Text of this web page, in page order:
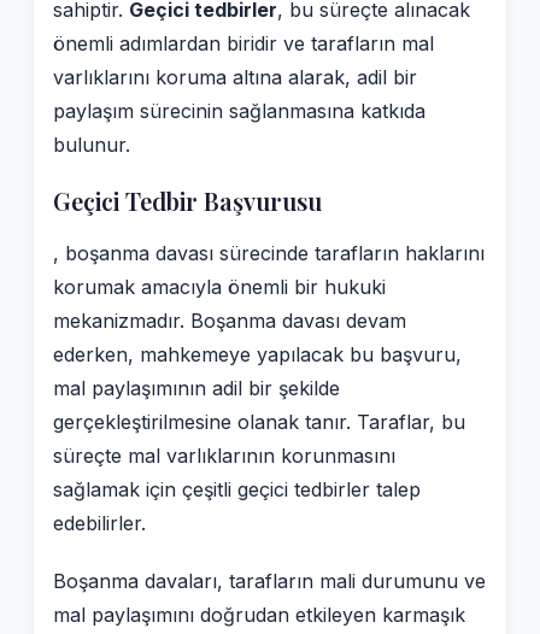
sahiptir. Geçici tedbirler, bu süreçte alınacak
önemli adımlardan biridir ve tarafların mal
varlıklarını koruma altına alarak, adil bir
paylaşım sürecinin sağlanmasına katkıda
bulunur.
Geçici Tedbir Başvurusu
, boşanma davası sürecinde tarafların haklarını
korumak amacıyla önemli bir hukuki
mekanizmadır. Boşanma davası devam
ederken, mahkemeye yapılacak bu başvuru,
mal paylaşımının adil bir şekilde
gerçekleştirilmesine olanak tanır. Taraflar, bu
süreçte mal varlıklarının korunmasını
sağlamak için çeşitli geçici tedbirler talep
edebilirler.
Boşanma davaları, tarafların mali durumunu ve
mal paylaşımını doğrudan etkileyen karmaşık